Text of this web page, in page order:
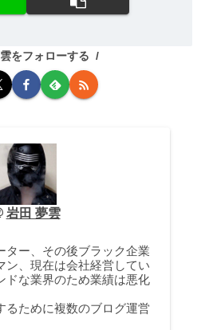
をフォローする
岩田 夢雲
ター、その後ブラック企業
ン、現在は会社経営してい
ドな業界のため業績は悪化
るために複数のブログ運営